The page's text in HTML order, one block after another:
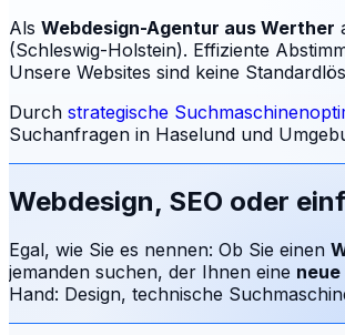
Als Webdesign-Agentur aus Werther
(Schleswig-Holstein). Effiziente
Unsere Websites sind keine
Durch strategische
Suchanfragen in Haselund und
Webdesign, SEO oder
Egal, wie Sie es nennen: Ob Sie einen
jemanden suchen, der Ihnen eine
Hand: Design, technische